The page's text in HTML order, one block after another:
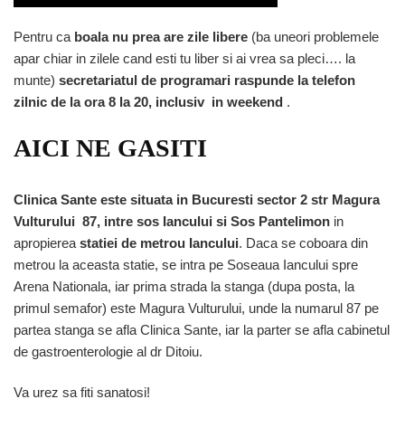
Pentru ca boala nu prea are zile libere (ba uneori problemele
apar chiar in zilele cand esti tu liber si ai vrea sa pleci…. la
munte) secretariatul de programari raspunde la telefon
zilnic de la ora 8 la 20, inclusiv in weekend .
AICI NE GASITI
Clinica Sante este situata in Bucuresti sector 2 str Magura
Vulturului 87, intre sos Iancului si Sos Pantelimon in
apropierea statiei de metrou Iancului. Daca se coboara din
metrou la aceasta statie, se intra pe Soseaua Iancului spre
Arena Nationala, iar prima strada la stanga (dupa posta, la
primul semafor) este Magura Vulturului, unde la numarul 87 pe
partea stanga se afla Clinica Sante, iar la parter se afla cabinetul
de gastroenterologie al dr Ditoiu.
Va urez sa fiti sanatosi!